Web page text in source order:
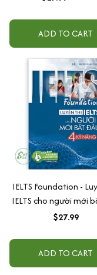
ADD TO CART
IELTS Foundation -
IELTS cho người mới
4 kỹ năng - Giúp bạn
thành công
$27.99
ADD TO CART